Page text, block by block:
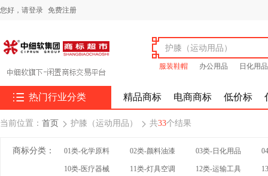
您好， 请登录 免费注册
服装鞋帽 办公用品 日化用品
 热门行业分类 精品商标 电商商标 低价标
当前位置： 首页  护膝（运动用品）  共33个结果
商标分类： 01类-化学原料 02类-颜料油漆 03类-日化用品
10类-医疗器械 11类-灯具空调 12类-运输工具